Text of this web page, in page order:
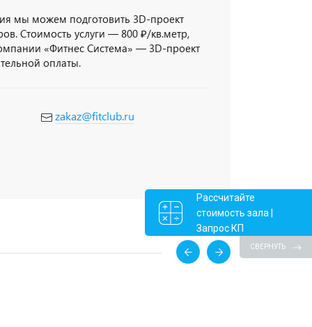
мы можем подготовить 3D-проект
Стоимость услуги — 800 ₽/кв.метр,
«Фитнес Система» — 3D-проект
оплаты.
zakaz@fitclub.ru
Рассчитайте
стоимость зала |
Запрос КП
СВЕРНУТЬ